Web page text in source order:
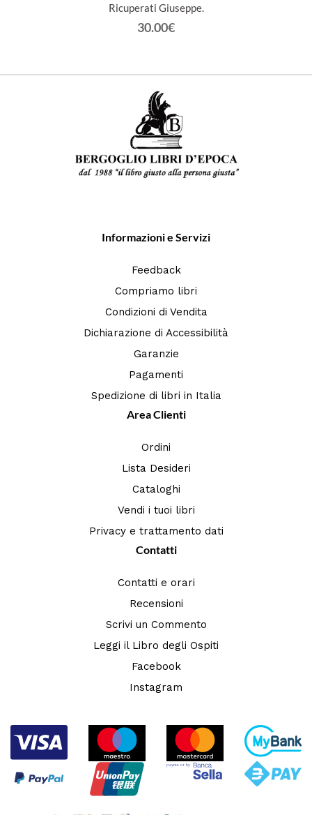
Ricuperati Giuseppe.
30.00€
Informazioni e Servizi
Feedback
Compriamo libri
Condizioni di Vendita
Dichiarazione di Accessibilità
Garanzie
Pagamenti
Spedizione di libri in Italia
Area Clienti
Ordini
Lista Desideri
Cataloghi
Vendi i tuoi libri
Privacy e trattamento dati
Contatti
Contatti e orari
Recensioni
Scrivi un Commento
Leggi il Libro degli Ospiti
Facebook
Instagram